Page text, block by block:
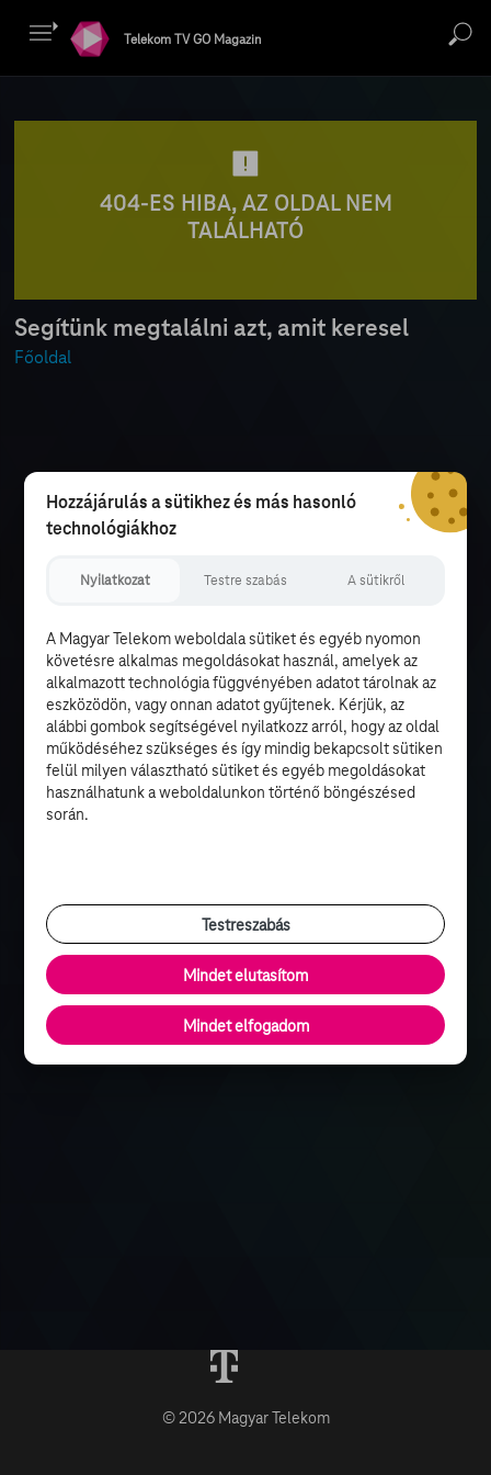
Telekom TV GO Magazin
404-ES HIBA, AZ OLDAL NEM
TALÁLHATÓ
Segítünk megtalálni azt, amit keresel
Főoldal
© 2026 Magyar Telekom
Hozzájárulás a sütikhez és más hasonló
technológiákhoz
Nyilatkozat Testre szabás A sütikről
A Magyar Telekom weboldala sütiket és egyéb nyomon
követésre alkalmas megoldásokat használ, amelyek az
alkalmazott technológia függvényében adatot tárolnak az
eszközödön, vagy onnan adatot gyűjtenek. Kérjük, az
alábbi gombok segítségével nyilatkozz arról, hogy az oldal
működéséhez szükséges és így mindig bekapcsolt sütiken
felül milyen választható sütiket és egyéb megoldásokat
használhatunk a weboldalunkon történő böngészésed
során.
Testreszabás
Mindet elutasítom
Mindet elfogadom